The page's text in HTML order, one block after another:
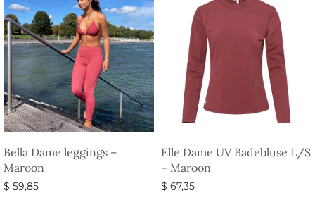
Bella Dame leggings –
Maroon
$ 59,85
Elle Dame UV Badebluse L/S
– Maroon
$ 67,35